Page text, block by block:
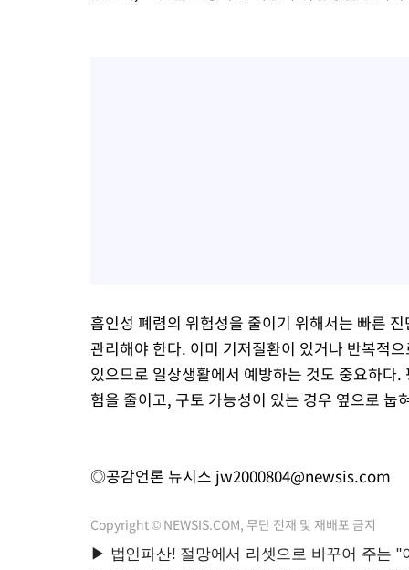
흡인성 폐렴의 위험성을 줄이기 위해서는 빠른
관리해야 한다. 이미 기저질환이 있거나 반복적
있으므로 일상생활에서 예방하는 것도 중요하다
험을 줄이고, 구토 가능성이 있는 경우 옆으로
◎공감언론 뉴시스 jw2000804@newsis.com
Copyright © NEWSIS.COM, 무단 전재 및 재배포 금지